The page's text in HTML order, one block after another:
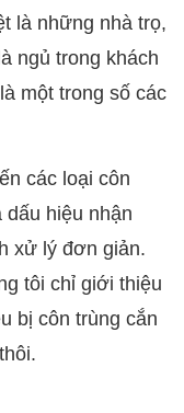
là những nhà trọ,
ngủ trong khách
một trong số các
các loại côn
hiệu nhận
xử lý đơn giản.
tôi chỉ giới thiệu
bị côn trùng cắn